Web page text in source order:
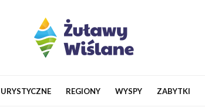
REGIONY WYSPY ZABYTKI